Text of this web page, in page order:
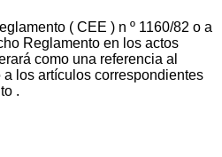
( CEE ) n º 1160/82 o a
Reglamento en los actos
como una referencia al
los artículos correspondientes
.